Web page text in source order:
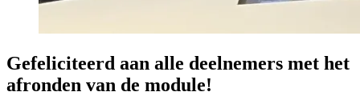
Gefeliciteerd aan alle deelnemers met het
afronden van de module!